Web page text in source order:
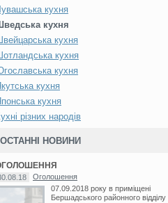
кухня
кухня
Швейцарська кухня
Шотландська кухня
кухня
кухня
кухня
різних народів
ОСТАННІ НОВИНИ
Оголошення
07.09.2018 року в приміщені
Бершадського районного відділу